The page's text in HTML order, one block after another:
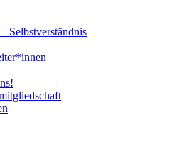
Selbstverständnis